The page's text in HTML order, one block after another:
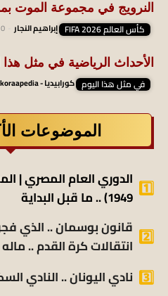
النرويج في مجموعة الموت
كأس العالم FIFA 2026 إبراهيم النجار
الأحداث الرياضية في مثل هذا اليوم |
في مثل هذا اليوم كورابيديا - koraapedia
الموضوعات
1949) .. ما قبل البداية
قانون بوسمان .. الذي
انتقالات كرة القدم ..
نادي اليونان .. النادي